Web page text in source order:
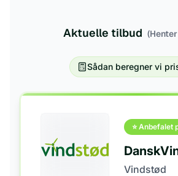
Aktuelle tilbud
Sådan beregner vi
⭐ Anbefalet
Vindstød